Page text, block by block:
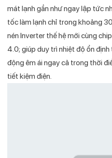
mát lạnh gần như ngay lập tức
tốc làm lạnh chỉ trong khoảng
nén Inverter thế hệ mới cùng
4.0; giúp duy trì nhiệt độ ổn
động êm ái ngay cả trong thời
tiết kiệm điện.